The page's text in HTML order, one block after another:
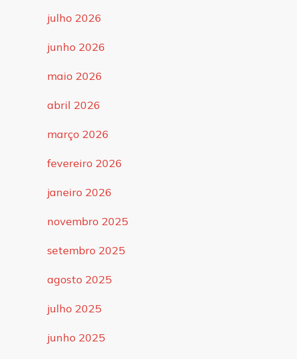
julho 2026
junho 2026
maio 2026
abril 2026
março 2026
fevereiro 2026
janeiro 2026
novembro 2025
setembro 2025
agosto 2025
julho 2025
junho 2025